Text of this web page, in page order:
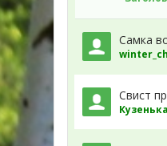
Самка
Свист
Кузенька